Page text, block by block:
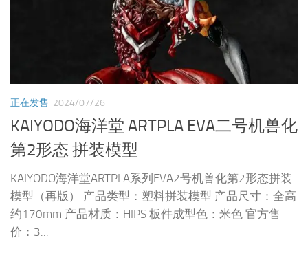
正在发售 2024/07/26
KAIYODO海洋堂 ARTPLA EVA二号机兽化
第2形态 拼装模型
KAIYODO海洋堂ARTPLA系列EVA2号机兽化第2形态拼装
模型（再版） 产品类型：塑料拼装模型 产品尺寸：全高
约170mm 产品材质：HIPS 板件成型色：米色 官方售
价：3...